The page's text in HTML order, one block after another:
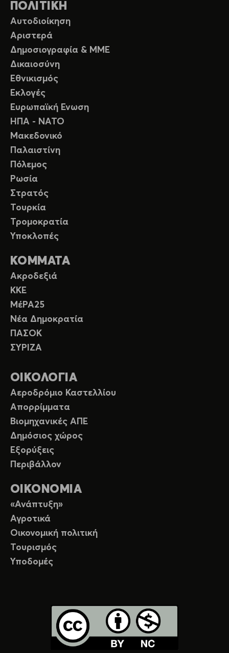
ΠΟΛΙΤΙΚΗ
Αυτοδιοίκηση
Αριστερά
Δημοσιογραφία & ΜΜΕ
Δικαιοσύνη
Εθνικισμός
Εκλογές
Ευρωπαϊκή Ενωση
ΗΠΑ - ΝΑΤΟ
Μακεδονικό
Παλαιστίνη
Πόλεμος
Ρωσία
Στρατός
Τουρκία
Τρομοκρατία
Υποκλοπές
ΚΟΜΜΑΤΑ
Ακροδεξιά
ΚΚΕ
ΜέΡΑ25
Νέα Δημοκρατία
ΠΑΣΟΚ
ΣΥΡΙΖΑ
ΟΙΚΟΛΟΓΙΑ
Αεροδρόμιο Καστελλίου
Απορρίμματα
Βιομηχανικές ΑΠΕ
Δημόσιος χώρος
Εξορύξεις
Περιβάλλον
ΟΙΚΟΝΟΜΙΑ
«Ανάπτυξη»
Αγροτικά
Οικονομική πολιτική
Τουρισμός
Υποδομές